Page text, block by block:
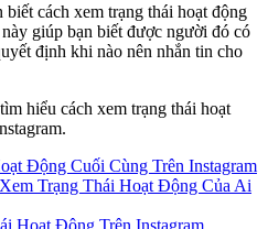
cách xem trạng thái hoạt động
giúp bạn biết được người đó có
định khi nào nên nhắn tin cho
hiểu cách xem trạng thái hoạt
Động Cuối Cùng Trên Instagram
Trạng Thái Hoạt Động Của Ai
Hoạt Động Trên Instagram